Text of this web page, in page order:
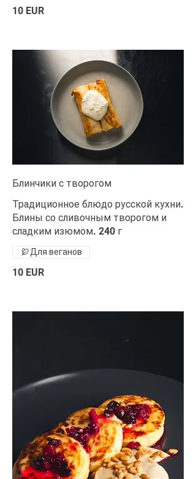
10 EUR
Блинчики с творогом
Традиционное блюдо русской кухни.
Блины со сливочным творогом и
сладким изюмом. 240 г
10 EUR
Для веганов